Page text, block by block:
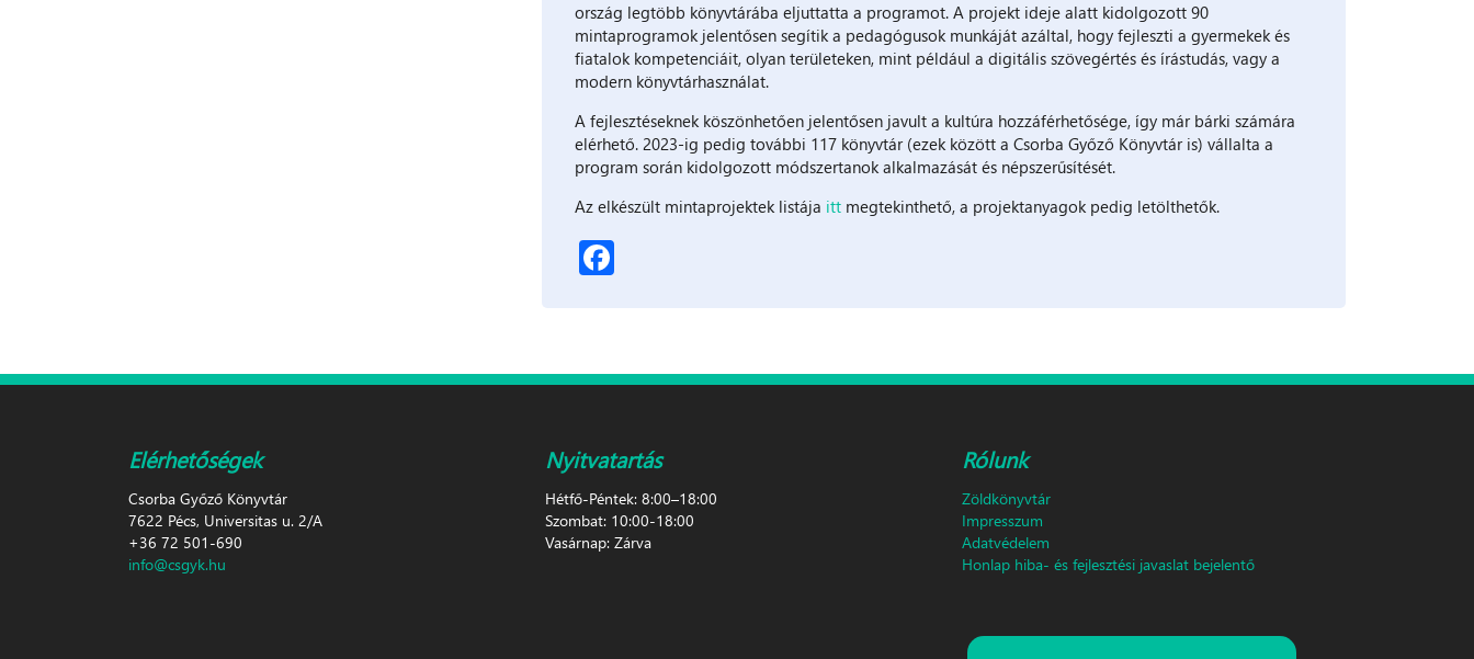
ország legtöbb könyvtárába eljuttatta a programot. A projekt ideje alatt kidolgozott 90
mintaprogramok jelentősen segítik a pedagógusok munkáját azáltal, hogy fejleszti a gyermekek és
fiatalok kompetenciáit, olyan területeken, mint például a digitális szövegértés és írástudás, vagy a
modern könyvtárhasználat.
A fejlesztéseknek köszönhetően jelentősen javult a kultúra hozzáférhetősége, így már bárki számára
elérhető. 2023-ig pedig további 117 könyvtár (ezek között a Csorba Győző Könyvtár is) vállalta a
program során kidolgozott módszertanok alkalmazását és népszerűsítését.
Az elkészült mintaprojektek listája itt megtekinthető, a projektanyagok pedig letölthetők.
Elérhetőségek
Csorba Győző Könyvtár
7622 Pécs, Universitas u. 2/A
+36 72 501-690
info@csgyk.hu
Nyitvatartás
Hétfő-Péntek: 8:00–18:00
Szombat: 10:00-18:00
Vasárnap: Zárva
Rólunk
Zöldkönyvtár
Impresszum
Adatvédelem
Honlap hiba- és fejlesztési javaslat bejelentő